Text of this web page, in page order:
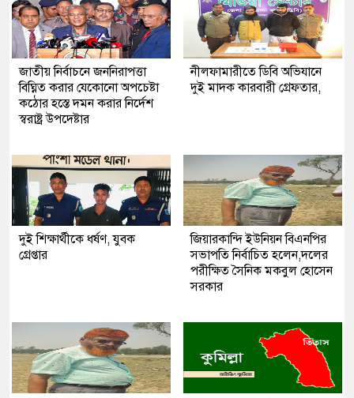
জাতীয় নির্বাচনে জননিরাপত্তা
বিঘ্নিত করার যেকোনো অপচেষ্টা
কঠোর হস্তে দমন করার নির্দেশ
স্বরাষ্ট্র উপদেষ্টার
নীলফামারীতে ডিবি অভিযানে
দুই মাদক কারবারী গ্রেফতার,
দুই শিক্ষার্থীকে ধর্ষণ, যুবক
গ্রেপ্তার
জিয়ারকান্দি ইউনিয়ন বিএনপির
সভাপতি নির্বাচিত হলেন,দলের
পরীক্ষিত সৈনিক মকবুল হোসেন
সরকার